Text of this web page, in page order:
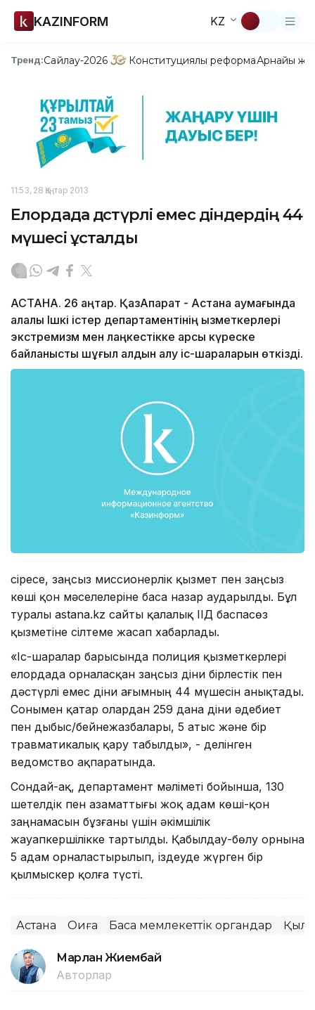
KAZINFORM KZ
Тренд:Сайлау-2026 Конституциялық реформаАрнайы
11:53, 28 Қаңтар 2013
Елордада дәстүрлі емес діндердің 44
мүшесі ұсталды
АСТАНА. 26 қаңтар. ҚазАқпарат - Астана аумағында
қалалық Ішкі істер департаментінің қызметкерлері
экстремизм мен лаңкестікке қарсы күреске
байланысты шұғыл алдын алу іс-шараларын өткізді.
Әсіресе, заңсыз миссионерлік қызмет пен заңсыз
көші қон мәселелеріне баса назар аударылды. Бұл
туралы astana.kz сайты қалалық ІІД баспасөз
қызметіне сілтеме жасап хабарлады.
«Іс-шаралар барысында полиция қызметкерлері
елордада орналасқан заңсыз діни бірлестік пен
дәстүрлі емес діни ағымның 44 мүшесін анықтады.
Сонымен қатар олардан 259 дана діни әдебиет
пен дыбыс/бейнежазбалары, 5 атыс және бір
травматикалық қару табылды», - делінген
ведомство ақпаратында.
Сондай-ақ, департамент мәліметі бойынша, 130
шетелдік пен азаматтығы жоқ адам көші-қон
заңнамасын бұзғаны үшін әкімшілік
жауапкершілікке тартылды. Қабылдау-бөлу орнына
5 адам орналастырылып, іздеуде жүрген бір
қылмыскер қолға түсті.
Астана Оқиға Басқа мемлекеттік органдар
Марлан Жиембай
Авторлар